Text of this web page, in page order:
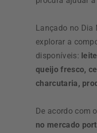
Lançado no Dia
explorar a
disponíveis:
queijo fresco,
charcutaria,
De acordo com
no mercado